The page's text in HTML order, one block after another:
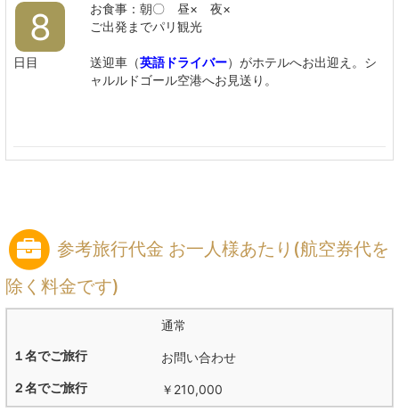
8
日目
お食事：朝〇 昼× 夜×
ご出発までパリ観光
送迎車（英語ドライバー）がホテルへお出迎え。シ
ャルルドゴール空港へお見送り。
参考旅行代金 お一人様あたり(航空券代を
除く料金です)
通常
お問い合わせ
￥210,000